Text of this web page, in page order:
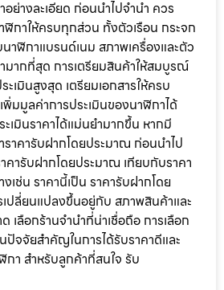
ย่างละเอียด ก่อนนำไปจำนำ ควร
กาให้ครบทุกส่วน ทั้งตัวเรือน กระจก
าฬิกาแบรนด์เนม สภาพเครื่องและตัว
มากที่สุด การเตรียมสินค้าให้สมบูรณ์
เมินสูงสุด เตรียมเอกสารให้ครบ
มมูลค่าการประเมินของนาฬิกาได้
เมินราคาได้แม่นยำมากขึ้น หากมี
าคารับฝากโดยประมาณ ก่อนนำไป
คารับฝากโดยประมาณ เทียบกับราคา
เช่น ราคานี้เป็น ราคารับฝากโดย
ปลี่ยนแปลงขึ้นอยู่กับ สภาพสินค้าและ
เลือกร้านจำนำที่น่าเชื่อถือ การเลือก
ปัจจัยสำคัญในการได้รับราคาดีและ
า สำหรับลูกค้าที่สนใจ รับ